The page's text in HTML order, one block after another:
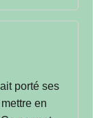
porté ses
en